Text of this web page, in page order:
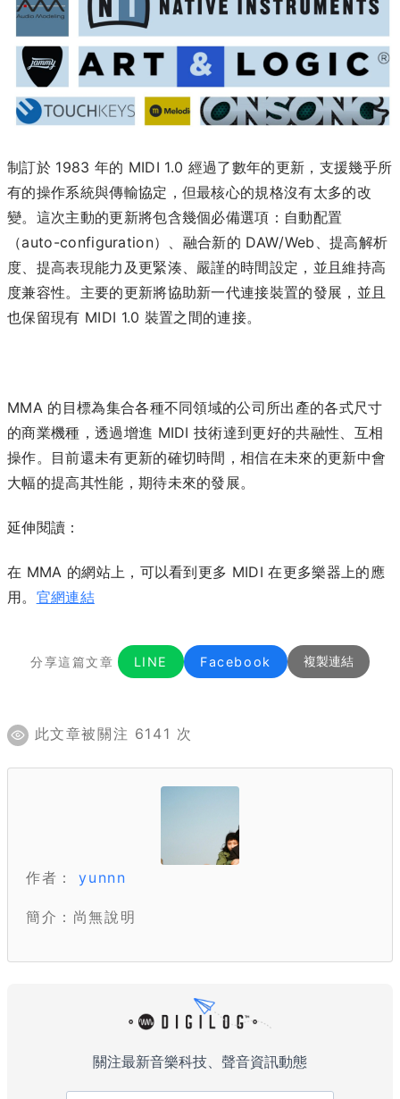
制訂於 1983 年的 MIDI 1.0 經過了數年的更新，支援幾乎所
有的操作系統與傳輸協定，但最核心的規格沒有太多的改
變。這次主動的更新將包含幾個必備選項：自動配置
（auto-configuration）、融合新的 DAW/Web、提高解析
度、提高表現能力及更緊湊、嚴謹的時間設定，並且維持高
度兼容性。主要的更新將協助新一代連接裝置的發展，並且
也保留現有 MIDI 1.0 裝置之間的連接。
MMA 的目標為集合各種不同領域的公司所出產的各式尺寸
的商業機種，透過增進 MIDI 技術達到更好的共融性、互相
操作。目前還未有更新的確切時間，相信在未來的更新中會
大幅的提高其性能，期待未來的發展。
延伸閱讀：
在 MMA 的網站上，可以看到更多 MIDI 在更多樂器上的應
用。 官網連結
分享這篇文章 LINE Facebook 複製連結
此文章被關注 6141 次
作者：yunnn
簡介：尚無說明